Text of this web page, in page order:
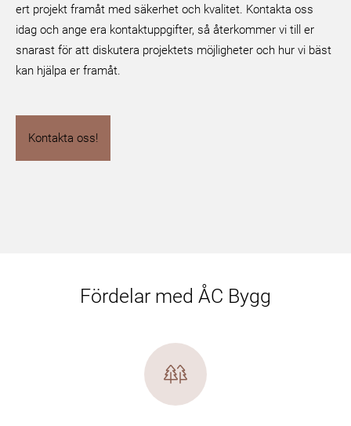
ert projekt framåt med säkerhet och kvalitet. Kontakta oss
idag och ange era kontaktuppgifter, så återkommer vi till er
snarast för att diskutera projektets möjligheter och hur vi bäst
kan hjälpa er framåt.
Kontakta oss!
Fördelar med ÅC Bygg